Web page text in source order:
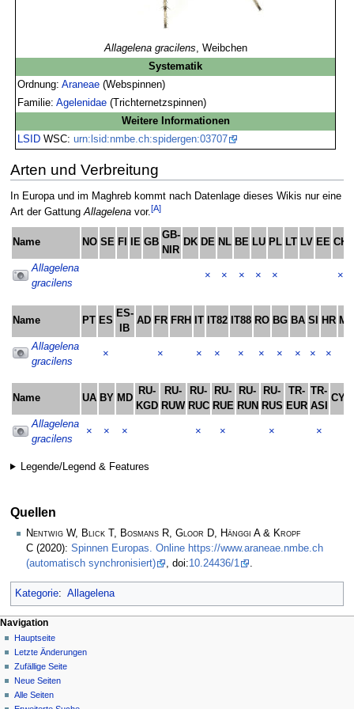
Allagelena gracilens , Weibchen
Systematik
Ordnung:Araneae (Webspinnen)
Familie:Agelenidae (Trichternetzspinnen)
Weitere Informationen
LSID WSC:urn:lsid:nmbe.ch:spidergen:03707
Arten und Verbreitung
In Europa und im Maghreb kommt nach Datenlage dieses Wikis nur eine
Art der GattungAllagelenavor.[A]
Name NO SE FI IE GB
GB-
NIR
DK DE NL BE LU PL LT LV EE CH
Allagelena
gracilens
× × × × × ×
Name PT ES
ES-
IB
AD FR FRH IT IT82 IT88 RO BG BA SI HR ME
Allagelena
gracilens
× × × × × × × × × ×
Name UA BY MD
RU-
KGD
RU-
RUW
RU-
RUC
RU-
RUE
RU-
RUN
RU-
RUS
TR-
EUR
TR-
ASI
CY
Allagelena
gracilens
× × × × × × ×
Legende/Legend & Features
Quellen
Nentwig W, Blick T, Bosmans R, Gloor D, Hänggi A & Kropf
C (2020): Spinnen Europas. Online https://www.araneae.nmbe.ch
(automatisch synchronisiert)
, doi:10.24436/1 .
Kategorie: Allagelena
Navigation
Hauptseite
Letzte Änderungen
Zufällige Seite
Neue Seiten
Alle Seiten